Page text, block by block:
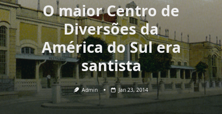
O maior Centro de
Diversões da
América do Sul era
santista
Admin Jan 23, 2014